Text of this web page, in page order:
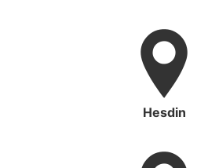
Hesdin